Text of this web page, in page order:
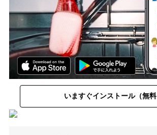
いますぐインストール（無料